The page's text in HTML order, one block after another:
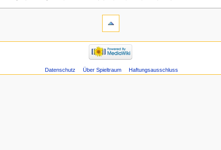
Datenschutz Über Spieltraum Haftungsausschluss